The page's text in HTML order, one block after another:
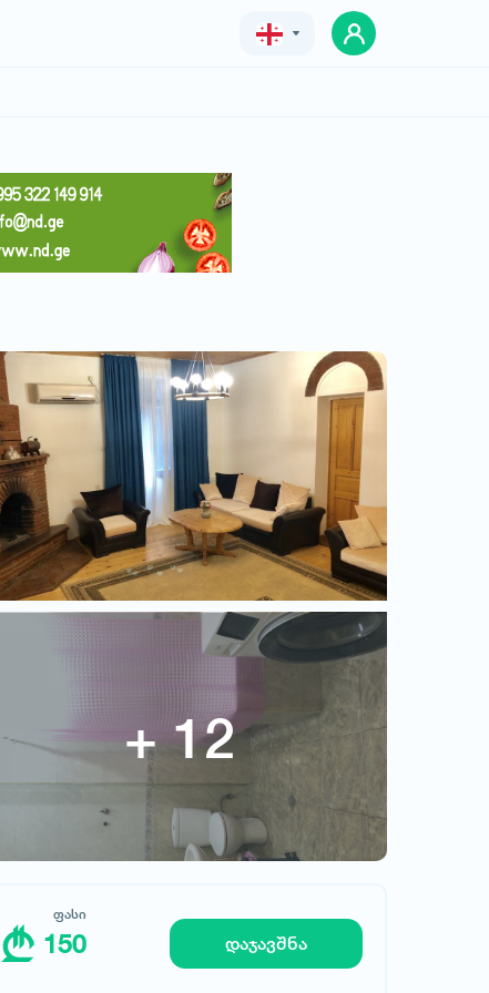
ბალკონი აპარტამენტი
150
მოითხოვე სასტუმრო
ფასი
150 დაჯავშნა